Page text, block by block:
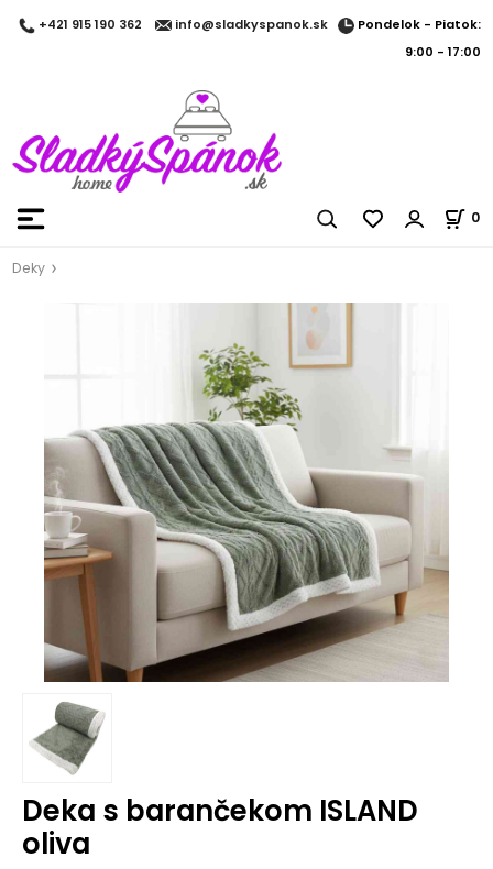
+421 915 190 362 info@sladkyspanok.sk
Pondelok - Piatok:
9:00 - 17:00
0
Deky
Deka s barančekom ISLAND
oliva